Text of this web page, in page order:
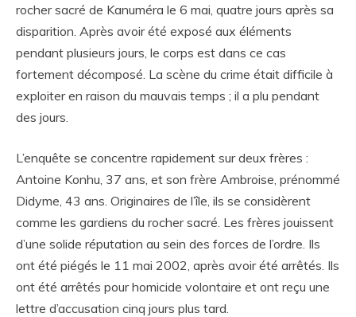
rocher sacré de Kanuméra le 6 mai, quatre jours après sa
disparition. Après avoir été exposé aux éléments
pendant plusieurs jours, le corps est dans ce cas
fortement décomposé. La scène du crime était difficile à
exploiter en raison du mauvais temps ; il a plu pendant
des jours.
L’enquête se concentre rapidement sur deux frères :
Antoine Konhu, 37 ans, et son frère Ambroise, prénommé
Didyme, 43 ans. Originaires de l’île, ils se considèrent
comme les gardiens du rocher sacré. Les frères jouissent
d’une solide réputation au sein des forces de l’ordre. Ils
ont été piégés le 11 mai 2002, après avoir été arrêtés. Ils
ont été arrêtés pour homicide volontaire et ont reçu une
lettre d’accusation cinq jours plus tard.